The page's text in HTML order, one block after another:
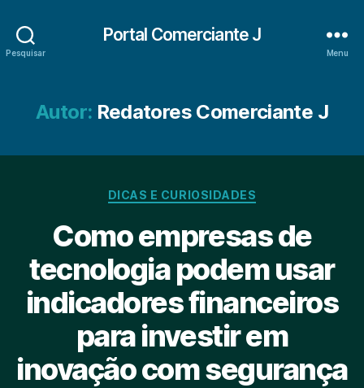
Pesquisar
Portal Comerciante J
Menu
Autor: Redatores Comerciante J
Categorias
DICAS E CURIOSIDADES
Como empresas de
tecnologia podem usar
indicadores financeiros
para investir em
inovação com segurança